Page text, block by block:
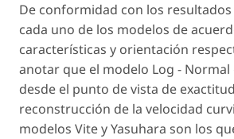
De conformidad con los
cada uno de los modelos de
características y orientación
anotar que el modelo Log - Normal
desde el punto de vista de
reconstrucción de la velocidad
modelos Vite y Yasuhara son los